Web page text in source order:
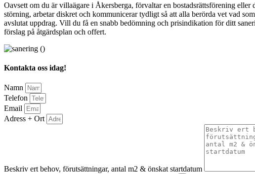
Oavsett om du är villaägare i Åkersberga, förvaltar en bostadsrättsförening
störning, arbetar diskret och kommunicerar tydligt så att alla berörda vet vad
avslutat uppdrag. Vill du få en snabb bedömning och prisindikation för ditt
förslag på åtgärdsplan och offert.
Kontakta oss idag!
Namn
Telefon
Email
Adress + Ort
Beskriv ert behov, förutsättningar, antal m2 & önskat startdatum